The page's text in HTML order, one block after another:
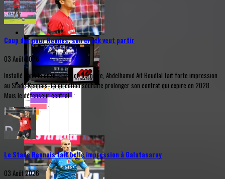
Coup dur pour Rennes, son crack veut partir
03 Août 2026
Installé dans le onze la saison dernière, Abdelhamid Aït Boudlal fait forte impression
au Stade Rennais. La direction souhaite prolonger son contrat qui expire en 2028.
Mais le défenseur central...
Le Stade Rennais fait belle impression à Galatasaray
03 Août 2026